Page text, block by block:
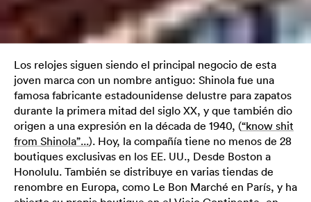
Los relojes siguen siendo el principal negocio de esta
joven marca con un nombre antiguo: Shinola fue una
famosa fabricante estadounidense delustre para zapatos
durante la primera mitad del siglo XX, y que también dio
origen a una expresión en la década de 1940, (“know shit
from Shinola”...). Hoy, la compañía tiene no menos de 28
boutiques exclusivas en los EE. UU., Desde Boston a
Honolulu. También se distribuye en varias tiendas de
renombre en Europa, como Le Bon Marché en París, y ha